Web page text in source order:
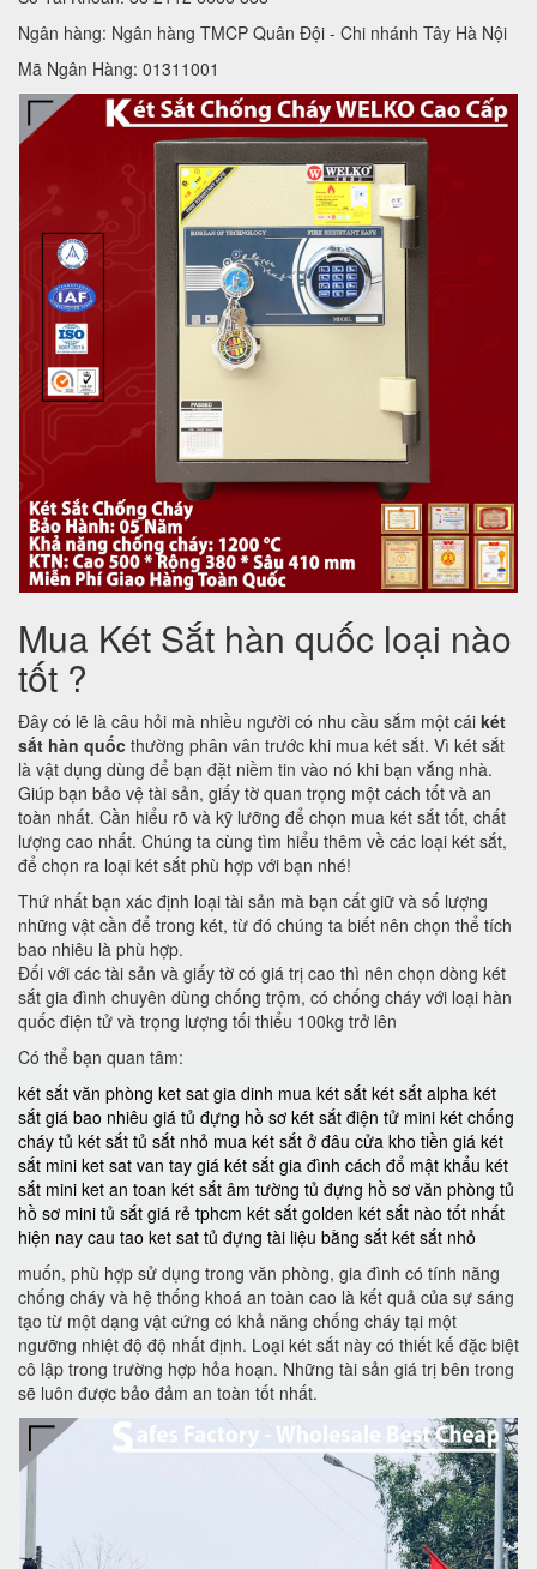
Ngân hàng: Ngân hàng TMCP Quân Đội - Chi nhánh Tây Hà Nội
Mã Ngân Hàng: 01311001
Mua Két Sắt hàn quốc loại nào
tốt ?
Đây có lẽ là câu hỏi mà nhiều người có nhu cầu sắm một cái két
sắt hàn quốc thường phân vân trước khi mua két sắt. Vì két sắt
là vật dụng dùng để bạn đặt niềm tin vào nó khi bạn vắng nhà.
Giúp bạn bảo vệ tài sản, giấy tờ quan trọng một cách tốt và an
toàn nhất. Cần hiểu rõ và kỹ lưỡng để chọn mua két sắt tốt, chất
lượng cao nhất. Chúng ta cùng tìm hiểu thêm về các loại két sắt,
để chọn ra loại két sắt phù hợp với bạn nhé!
Thứ nhất bạn xác định loại tài sản mà bạn cất giữ và số lượng
những vật cần để trong két, từ đó chúng ta biết nên chọn thể tích
bao nhiêu là phù hợp.
Đối với các tài sản và giấy tờ có giá trị cao thì nên chọn dòng két
sắt gia đình chuyên dùng chống trộm, có chống cháy với loại hàn
quốc điện tử và trọng lượng tối thiểu 100kg trở lên
Có thể bạn quan tâm:
két sắt văn phòng ket sat gia dinh mua két sắt két sắt alpha két
sắt giá bao nhiêu giá tủ đựng hồ sơ két sắt điện tử mini két chống
cháy tủ két sắt tủ sắt nhỏ mua két sắt ở đâu cửa kho tiền giá két
sắt mini ket sat van tay giá két sắt gia đình cách đổ mật khẩu két
sắt mini ket an toan két sắt âm tường tủ đựng hồ sơ văn phòng tủ
hồ sơ mini tủ sắt giá rẻ tphcm két sắt golden két sắt nào tốt nhất
hiện nay cau tao ket sat tủ đựng tài liệu bằng sắt két sắt nhỏ
muốn, phù hợp sử dụng trong văn phòng, gia đình có tính năng
chống cháy và hệ thống khoá an toàn cao là kết quả của sự sáng
tạo từ một dạng vật cứng có khả năng chống cháy tại một
ngưỡng nhiệt độ độ nhất định. Loại két sắt này có thiết kế đặc biệt
cô lập trong trường hợp hỏa hoạn. Những tài sản giá trị bên trong
sẽ luôn được bảo đảm an toàn tốt nhất.